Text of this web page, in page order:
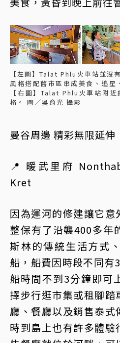
【左圖】Talat Phlu火車站並沒
風格搭配舊市區串成美食、追星
【右圖】Talat Phlu火車站附
格。 圖／吳育光 攝影
曼谷周邊 精彩無限延伸
📍 暖武里府
Kret
因為運河的修建讓它意
整保有了沿襲400多年
斯林的傳統生活方式
船，船費因時段不同有
船時間不到3分鐘即可
擇步行逛市集或租腳
廳、餐廳以及銷售泰式
時到島上也有許多體驗